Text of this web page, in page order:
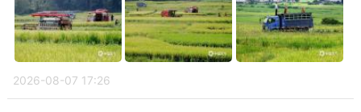
2026-08-07 17:26